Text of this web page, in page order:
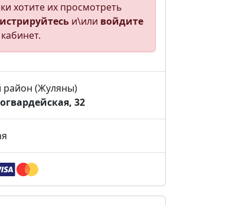
хотите их просмотреть
и\или войдите
район (Жуляны)
32